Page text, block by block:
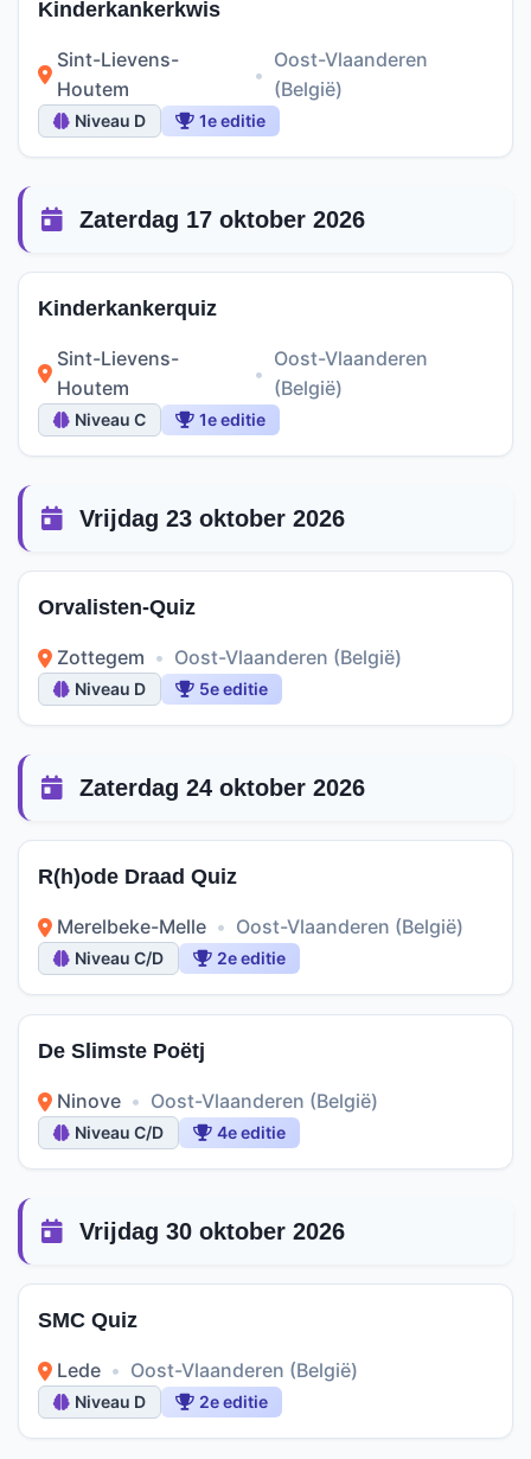
Kinderkankerkwis
Sint-Lievens-
Houtem
•
Oost-Vlaanderen
(België)
Niveau D 1e editie
Zaterdag 17 oktober 2026
Kinderkankerquiz
Sint-Lievens-
Houtem
•
Oost-Vlaanderen
(België)
Niveau C 1e editie
Vrijdag 23 oktober 2026
Orvalisten-Quiz
Zottegem • Oost-Vlaanderen (België)
Niveau D 5e editie
Zaterdag 24 oktober 2026
R(h)ode Draad Quiz
Merelbeke-Melle • Oost-Vlaanderen (België)
Niveau C/D 2e editie
De Slimste Poëtj
Ninove • Oost-Vlaanderen (België)
Niveau C/D 4e editie
Vrijdag 30 oktober 2026
SMC Quiz
Lede • Oost-Vlaanderen (België)
Niveau D 2e editie